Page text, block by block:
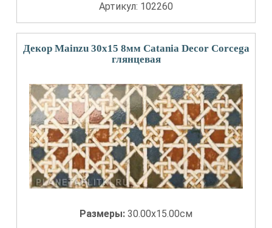
Артикул: 102260
Декор Mainzu 30x15 8мм Catania Decor Corcega
глянцевая
Размеры: 30.00x15.00см